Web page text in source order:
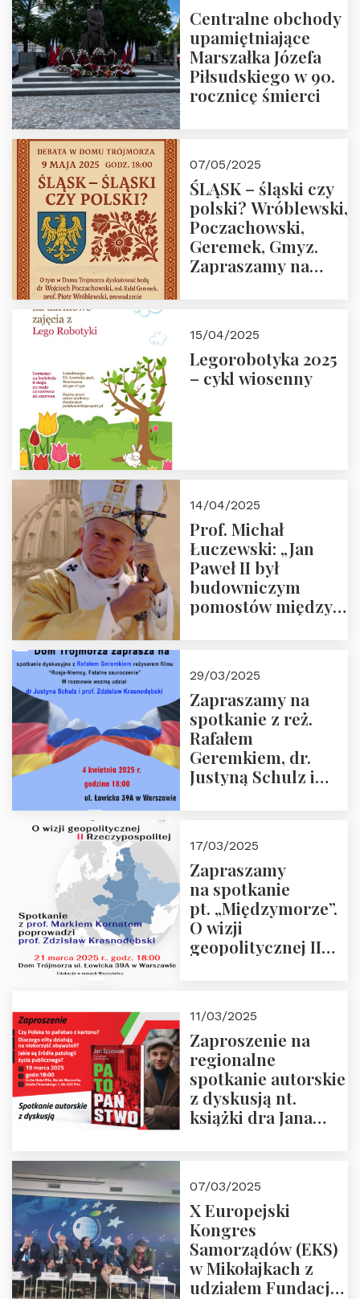
Centralne obchody
upamiętniające
Marszałka Józefa
Piłsudskiego w 90.
rocznicę śmierci
07/05/2025
ŚLĄSK – śląski czy
polski? Wróblewski,
Poczachowski,
Geremek, Gmyz.
Zapraszamy na
Trójmorza.
15/04/2025
Legorobotyka 2025
– cykl wiosenny
14/04/2025
Prof. Michał
Łuczewski: „Jan
Paweł II był
budowniczym
pomostów między
29/03/2025
Zapraszamy na
spotkanie z reż.
Rafałem
Geremkiem, dr.
Justyną Schulz i
“Rosja-Niemcy…”
17/03/2025
Zapraszamy
na spotkanie
pt. „Międzymorze”.
O wizji
geopolitycznej II
i prof.
Krasnodębski
11/03/2025
Zaproszenie na
regionalne
spotkanie autorskie
z dyskusją nt.
książki dra Jana
07/03/2025
X Europejski
Kongres
Samorządów (EKS)
w Mikołajkach z
udziałem Fundacji